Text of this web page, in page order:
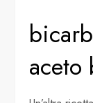
aceto